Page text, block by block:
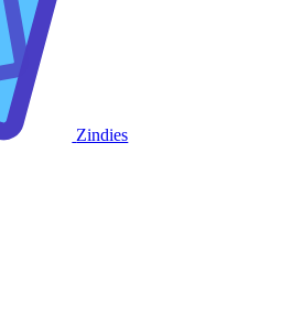
Zindies